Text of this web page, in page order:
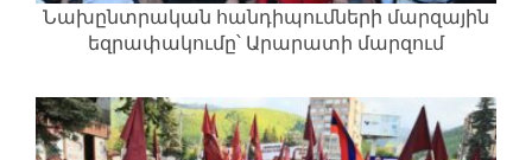
Նախընտրական հանդիպումների մարզային
եզրափակումը՝ Արարատի մարզում